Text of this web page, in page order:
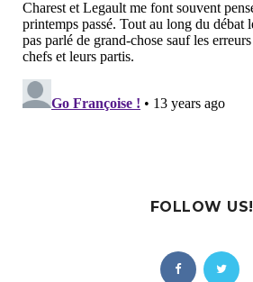
FOLLOW US!